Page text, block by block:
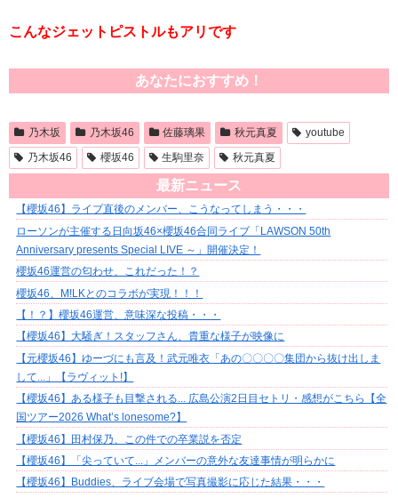
こんなジェットピストルもアリです
あなたにおすすめ！
乃木坂 乃木坂46 佐藤璃果 秋元真夏
youtube
乃木坂46
櫻坂46 生駒里奈 秋元真夏
最新ニュース
【櫻坂46】ライブ直後のメンバー、こうなってしまう・・・
ローソンが主催する日向坂46×櫻坂46合同ライブ「LAWSON 50th
Anniversary presents Special LIVE ～」開催決定！
櫻坂46運営の匂わせ、これだった！？
櫻坂46、M!LKとのコラボが実現！！！
【！？】櫻坂46運営、意味深な投稿・・・
【櫻坂46】大騒ぎ！スタッフさん、貴重な様子が映像に
【元櫻坂46】ゆーづにも言及！武元唯衣「あの〇〇〇〇集団から抜け出しま
して...」【ラヴィット!】
【櫻坂46】ある様子も目撃される... 広島公演2日目セトリ・感想がこちら【全
国ツアー2026 What’s lonesome?】
【櫻坂46】田村保乃、この件での卒業説を否定
【櫻坂46】「尖っていて...」メンバーの意外な友達事情が明らかに
【櫻坂46】Buddies、ライブ会場で写真撮影に応じた結果・・・